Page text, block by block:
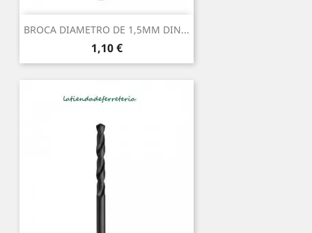
BROCA DIAMETRO DE 1,5MM DIN...
Precio
1,10 €